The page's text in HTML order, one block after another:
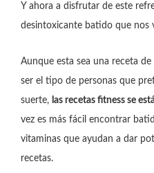
Y ahora a disfrutar de este
desintoxicante batido que nos
Aunque esta sea una receta
ser el tipo de personas que
suerte, las recetas fitness se
vez es más fácil encontrar
vitaminas que ayudan a dar
recetas.